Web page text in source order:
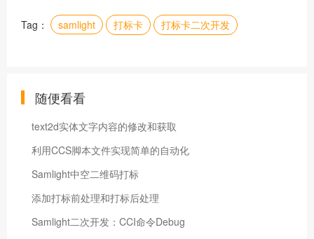
Tag： samlight 打标卡 打标卡二次开发
随便看看
text2d实体文字内容的修改和获取
利用CCS脚本文件实现简单的自动化
Samlight中空二维码打标
添加打标前处理和打标后处理
Samlight二次开发：CCI命令Debug